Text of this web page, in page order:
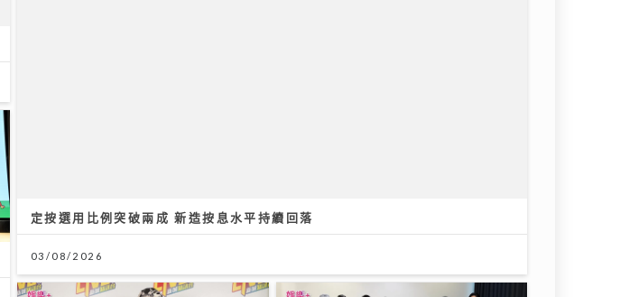
定按選用比例突破兩成 新造按息水平持續回落
03/08/2026